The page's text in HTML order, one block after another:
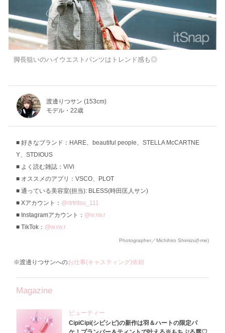
脚長狙いのハイウエストパンツはトレンド感も◎
渡邊りつサン (153cm)
モデル・22歳
好きなブランド：HARE、beautiful people、STELLA McCARTNE
Y、STDIOUS
よく読む雑誌：ViVi
オススメのアプリ：VSCO、PLOT
通っている美容室(担当): BLESS(時田匡人サン)
Xアカウント： @rtrtritsu_111
Instagramアカウント： @w.rw.r
TikTok： @w.rw.r
Photographer／Michihiro Shimizu(f-me)
※渡邊りつサンへのお仕事(キャスティング)依頼
Magazine
ビューティー
CipiCipi(シピシピ)の新作は羽＆ハートの限定パ